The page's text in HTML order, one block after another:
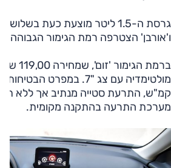
גרסת ה-1.5 ליטר מוצעת כעת בשלוש
ו'אורבן' הצטרפה רמת הגימור הגבוהה
קמ"ש, התרעת סטייה מנתיב אך ללא
מערכת התרעה בהתקנה מקומית.